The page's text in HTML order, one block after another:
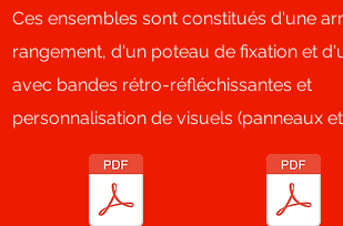
Ces ensembles sont constitués d'une
rangement, d'un poteau de fixation et
avec bandes rétro-réfléchissantes et
personnalisation de visuels (panneaux